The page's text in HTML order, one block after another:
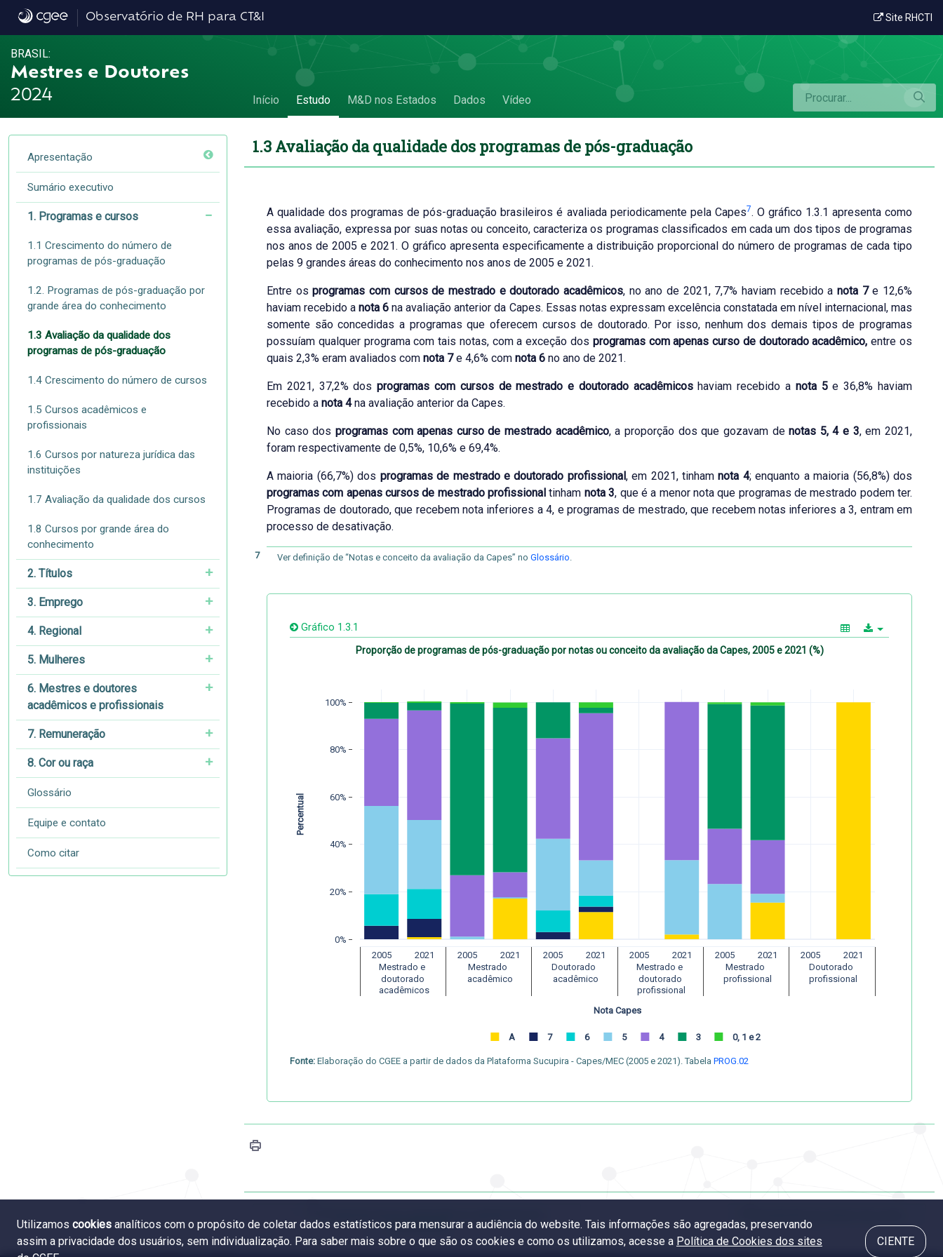
1.3 Avaliação da qualidade dos programas de pós-graduação - 1.3 Avaliação da qualidade dos programas de pós-graduação
Observatório de RH para CT&I Site RHCTI
BRASIL:
Mestres e Doutores
2024
Início Estudo M&D nos Estados Dados Vídeo
Apresentação
Sumário executivo
1. Programas e cursos
1.1 Crescimento do número de
programas de pós-graduação
1.2. Programas de pós-graduação por
grande área do conhecimento
1.3 Avaliação da qualidade dos
programas de pós-graduação
1.4 Crescimento do número de cursos
1.5 Cursos acadêmicos e
profissionais
1.6 Cursos por natureza jurídica das
instituições
1.7 Avaliação da qualidade dos cursos
1.8 Cursos por grande área do
conhecimento
2. Títulos
3. Emprego
4. Regional
5. Mulheres
6. Mestres e doutores
acadêmicos e profissionais
7. Remuneração
8. Cor ou raça
Glossário
Equipe e contato
Como citar
1.3 Avaliação da qualidade dos programas de pós-graduação
A qualidade dos programas de pós-graduação brasileiros é avaliada periodicamente pela Capes7. O gráfico 1.3.1 apresenta como
essa avaliação, expressa por suas notas ou conceito, caracteriza os programas classificados em cada um dos tipos de programas
nos anos de 2005 e 2021. O gráfico apresenta especificamente a distribuição proporcional do número de programas de cada tipo
pelas 9 grandes áreas do conhecimento nos anos de 2005 e 2021.
Entre osprogramas com cursos de mestrado e doutorado acadêmicos, no ano de 2021, 7,7% haviam recebido anota 7e 12,6%
haviam recebido anota 6 na avaliação anterior da Capes. Essas notas expressam excelência constatada em nível internacional, mas
somente são concedidas a programas que oferecem cursos de doutorado. Por isso, nenhum dos demais tipos de programas
possuíam qualquer programa com tais notas, com a exceção dos programas com apenas curso de doutorado acadêmico, entre os
quais 2,3% eram avaliados com nota 7e 4,6% com nota 6 no ano de 2021.
Em 2021, 37,2% dosprogramas com cursos de mestrado e doutorado acadêmicoshaviam recebido a nota 5e 36,8% haviam
recebido a nota 4na avaliação anterior da Capes.
No caso dos programas com apenas curso de mestrado acadêmico, a proporção dos que gozavam denotas 5, 4 e 3, em 2021,
foram respectivamente de 0,5%, 10,6% e 69,4%.
A maioria (66,7%) dos programas de mestrado e doutorado profissional, em 2021, tinhamnota 4; enquanto a maioria (56,8%) dos
programas com apenas cursos de mestrado profissional tinham nota 3, que é a menor nota que programas de mestrado podem ter.
Programas de doutorado, que recebem nota inferiores a 4, e programas de mestrado, que recebem notas inferiores a 3, entram em
processo de desativação.
7 Ver definição de “Notas e conceito da avaliação da Capes” no Glossário.
Gráfico 1.3.1
Proporção de programas de pós-graduação por notas ou conceito da avaliação da Capes, 2005 e 2021 (%)
2005 2021 2005 2021 2005 2021 2005 2021 2005 2021 2005
2021
Mestrado e
doutorado
acadêmicos
Mestrado
acadêmico
Doutorado
acadêmico
Mestrado e
doutorado
profissional
Mestrado
profissional
Doutorado
profissional
0%
20%
40%
60%
80%
100%
A 7 6 5 4 3 0, 1 e 2
Nota Capes
Percentual
Fonte: Elaboração do CGEE a partir de dados da Plataforma Sucupira - Capes/MEC (2005 e 2021). Tabela PROG.02
conhecimento
Utilizamos cookies analíticos com o propósito de coletar dados estatísticos para mensurar a audiência do website. Tais informações são agregadas, preservando
assim a privacidade dos usuários, sem individualização. Para saber mais sobre o que são os cookies e como os utilizamos, acesse a Política de Cookies dos sites
CIENTE